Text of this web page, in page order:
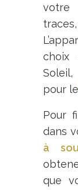
votre
choix
pour le
Pour
dans
à
que